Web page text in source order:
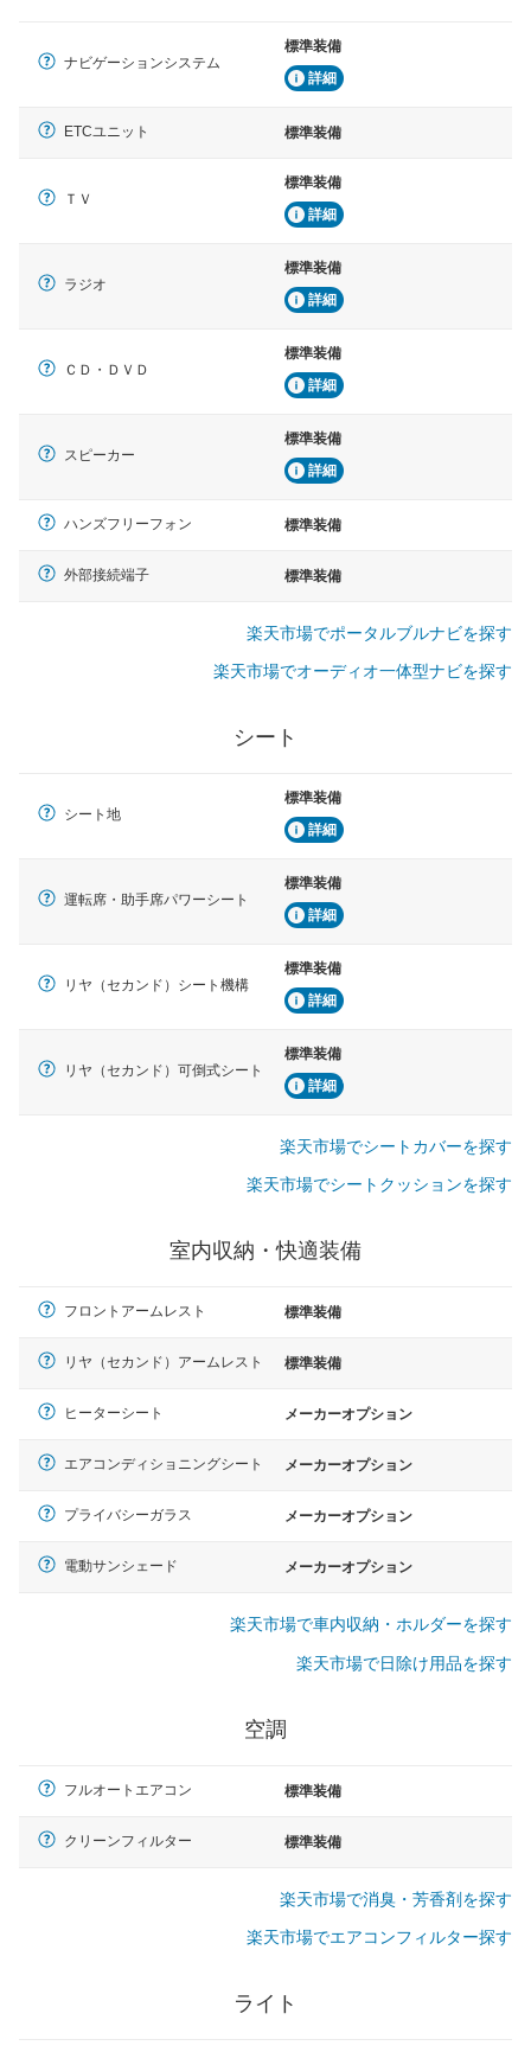
ナビゲーションシステム
標準装備
詳細
ETCユニット 標準装備
ＴＶ
標準装備
詳細
ラジオ
標準装備
詳細
ＣＤ・ＤＶＤ
標準装備
詳細
スピーカー
標準装備
詳細
ハンズフリーフォン 標準装備
外部接続端子 標準装備
楽天市場でポータルブルナビを探す
楽天市場でオーディオ一体型ナビを探す
シート
シート地
標準装備
詳細
運転席・助手席パワーシート
標準装備
詳細
リヤ（セカンド）シート機構
標準装備
詳細
リヤ（セカンド）可倒式シート
標準装備
詳細
楽天市場でシートカバーを探す
楽天市場でシートクッションを探す
室内収納・快適装備
フロントアームレスト 標準装備
リヤ（セカンド）アームレスト 標準装備
ヒーターシート メーカーオプション
エアコンディショニングシート メーカーオプション
プライバシーガラス メーカーオプション
電動サンシェード メーカーオプション
楽天市場で車内収納・ホルダーを探す
楽天市場で日除け用品を探す
空調
フルオートエアコン 標準装備
クリーンフィルター 標準装備
楽天市場で消臭・芳香剤を探す
楽天市場でエアコンフィルター探す
ライト